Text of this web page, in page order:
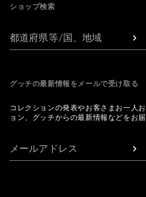
ショップ検索
都道府県等/国、地域
グッチの最新情報をメールで受け取る
コレクションの発表やお客さまお一人
ョン、グッチからの最新情報などをお届
メールアドレス